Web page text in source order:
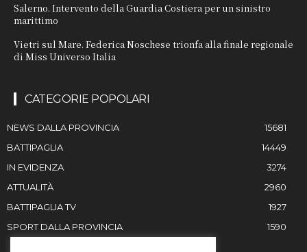
Salerno. Intervento della Guardia Costiera per un sinistro
marittimo
Vietri sul Mare. Federica Noschese trionfa alla finale regionale
di Miss Universo Italia
CATEGORIE POPOLARI
NEWS DALLA PROVINCIA
15681
BATTIPAGLIA
14449
IN EVIDENZA
3274
ATTUALITÀ
2960
BATTIPAGLIA TV
1927
SPORT DALLA PROVINCIA
1590